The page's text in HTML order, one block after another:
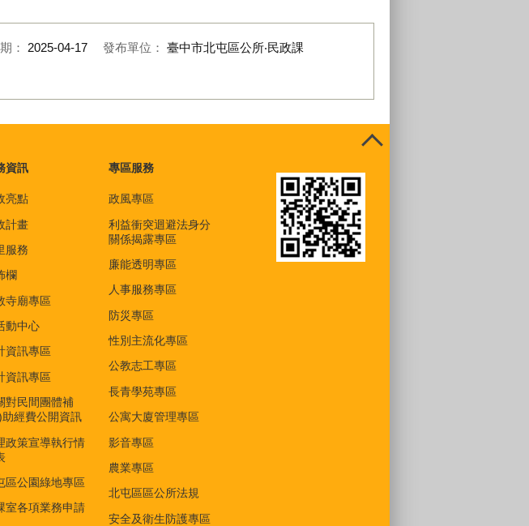
： 2025-04-17 發布單位： 臺中市北屯區公所‧民政課
資訊
亮點
計畫
服務
欄
寺廟專區
動中心
資訊專區
資訊專區
對民間團體補
助經費公開資訊
政策宣導執行情
區公園綠地專區
室各項業務申請
專區服務
政風專區
利益衝突迴避法身分
關係揭露專區
廉能透明專區
人事服務專區
防災專區
性別主流化專區
公教志工專區
長青學苑專區
公寓大廈管理專區
影音專區
農業專區
北屯區區公所法規
安全及衛生防護專區